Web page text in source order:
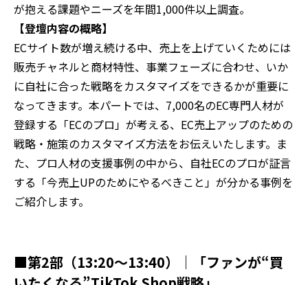
が抱える課題やニーズを年間1,000件以上調査。
【登壇内容の概略】
ECサイト数が増え続ける中、売上を上げていくためには
販売チャネルと商材特性、事業フェーズに合わせ、いか
に自社に合った戦略をカスタマイズをできるかが重要に
なってきます。本パートでは、7,000名のEC専門人材が
登録する「ECのプロ」が考える、EC売上アップのための
戦略・施策のカスタマイズ方法をお伝えいたします。ま
た、プロ人材の支援事例の中から、自社ECのプロが証言
する「今売上UPのためにやるべきこと」が分かる事例を
ご紹介します。
■第2部（13:20～13:40）｜「ファンが“買